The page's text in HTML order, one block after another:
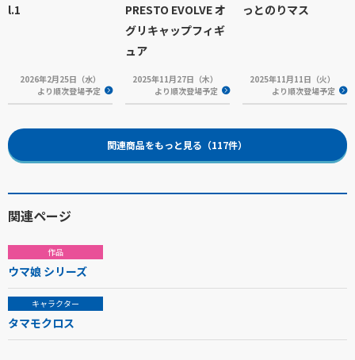
l.1
2026年2月25日（水）
より順次登場予定
PRESTO EVOLVE オ
グリキャップフィギ
ュア
2025年11月27日（木）
より順次登場予定
っとのりマス
2025年11月11日（火）
より順次登場予定
関連商品をもっと見る（117件）
関連ページ
作品
ウマ娘 シリーズ
キャラクター
タマモクロス